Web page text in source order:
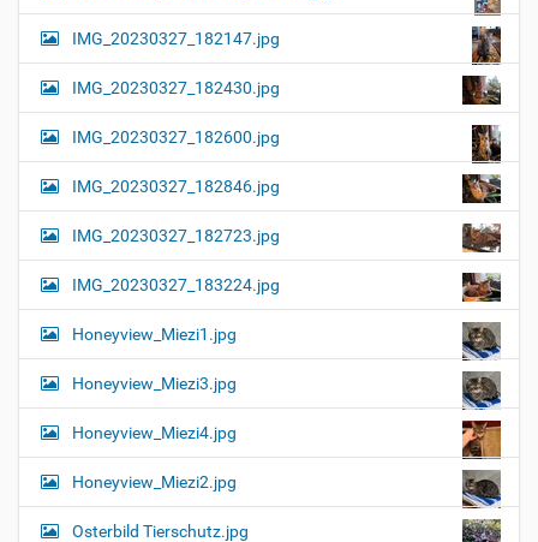
IMG_20230327_182147.jpg
IMG_20230327_182430.jpg
IMG_20230327_182600.jpg
IMG_20230327_182846.jpg
IMG_20230327_182723.jpg
IMG_20230327_183224.jpg
Honeyview_Miezi1.jpg
Honeyview_Miezi3.jpg
Honeyview_Miezi4.jpg
Honeyview_Miezi2.jpg
Osterbild Tierschutz.jpg